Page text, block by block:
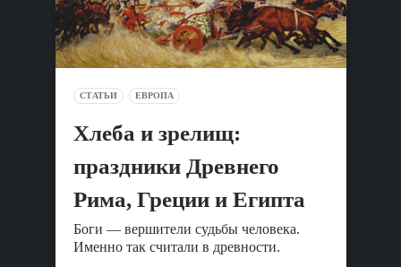
СТАТЬИ ЕВРОПА
Хлеба и зрелищ:
праздники Древнего
Рима, Греции и Египта
Боги — вершители судьбы человека.
Именно так считали в древности.